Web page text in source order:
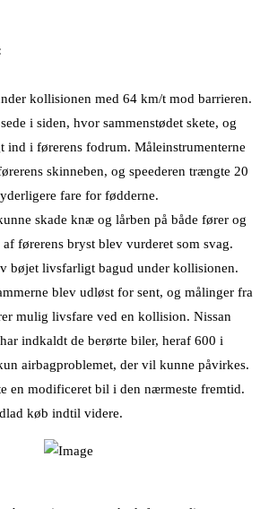
kollisionen med 64 km/t mod barrieren.
i siden, hvor sammenstødet skete, og
ind i førerens fodrum. Måleinstrumenterne
skinneben, og speederen trængte 20
fare for fødderne.
skade knæ og lårben på både fører og
af førerens bryst blev vurderet som svag.
bøjet livsfarligt bagud under kollisionen.
blev udløst for sent, og målinger fra
mulig livsfare ved en kollision. Nissan
indkaldt de berørte biler, heraf 600 i
airbagproblemet, der vil kunne påvirkes.
en modificeret bil i den nærmeste fremtid.
køb indtil videre.